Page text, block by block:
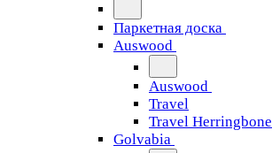
Паркетная доска
Auswood
Auswood
Travel
Travel Herringbone
Golvabia